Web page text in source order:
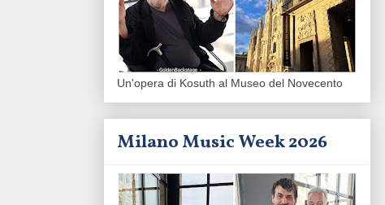
Un'opera di Kosuth al Museo del Novecento
Milano Music Week 2026